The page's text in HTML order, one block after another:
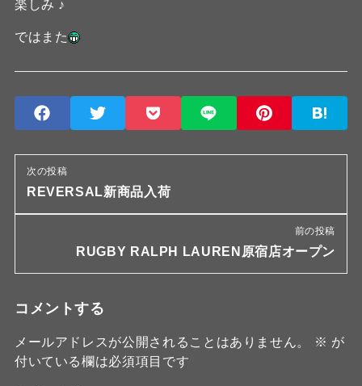
楽しみ ♪
ではまた
次の投稿
REVERSAL新商品入荷
前の投稿
RUGBY RALPH LAUREN原宿店オープン
コメントする
メールアドレスが公開されることはありません。 ※ が
付いている欄は必須項目です